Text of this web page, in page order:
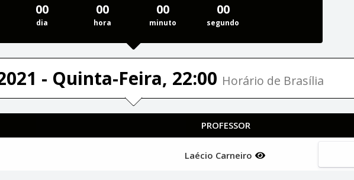
00
dia
00
hora
00
minuto
00
segundo
- Quinta-Feira, 22:00 Horário de Brasília
PROFESSOR
Laécio Carneiro